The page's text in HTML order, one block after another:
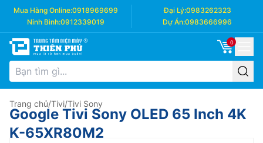
Mua Hàng Online:0918969699 Đại Lý:0983262323
Ninh Bình:0912339019 Dự Án:0983666996
0
Trang chủ/Tivi/Tivi Sony
Google Tivi Sony OLED 65 Inch 4K
K-65XR80M2